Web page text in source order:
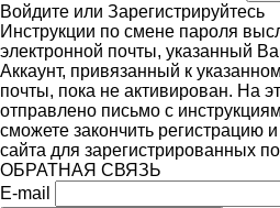
Войдите или Зарегистрируйтесь
Инструкции по смене пароля
электронной почты, указанный
Аккаунт, привязанный к
почты, пока не активирован. На
отправлено письмо с
сможете закончить регистрацию
сайта для зарегистрированных
ОБРАТНАЯ СВЯЗЬ
E-mail